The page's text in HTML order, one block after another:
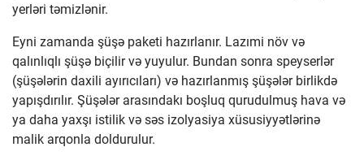
yerləri təmizlənir.
Eyni zamanda şüşə paketi hazırlanır. Lazımi növ və
qalınlıqlı şüşə biçilir və yuyulur. Bundan sonra speyserlər
(şüşələrin daxili ayırıcıları) və hazırlanmış şüşələr birlikdə
yapışdırılır. Şüşələr arasındakı boşluq qurudulmuş hava və
ya daha yaxşı istilik və səs izolyasiya xüsusiyyətlərinə
malik arqonla doldurulur.